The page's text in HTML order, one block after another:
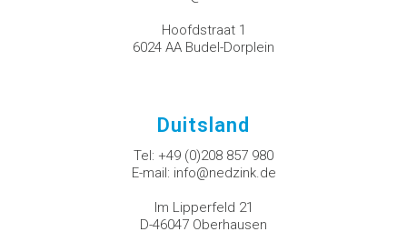
Hoofdstraat 1
6024 AA Budel-Dorplein
Duitsland
Tel: +49 (0)208 857 980
E-mail: info@nedzink.de
Im Lipperfeld 21
D-46047 Oberhausen